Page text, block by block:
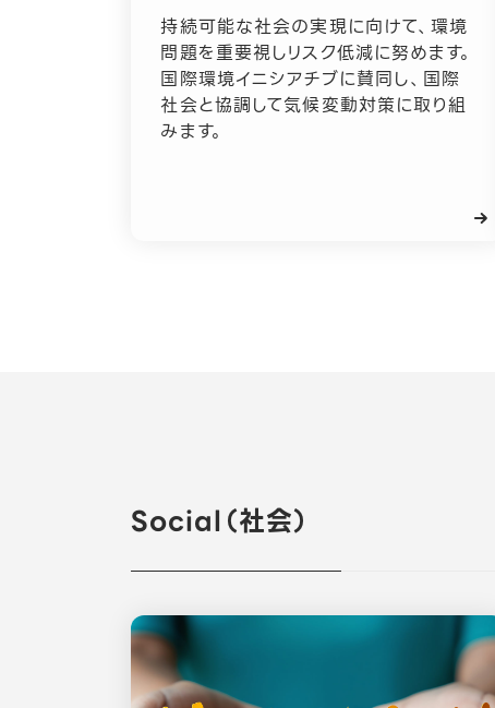
持続可能な社会の実現に向けて、環境
問題を重要視しリスク低減に努めます。
国際環境イニシアチブに賛同し、国際
社会と協調して気候変動対策に取り組
みます。
Social（社会）